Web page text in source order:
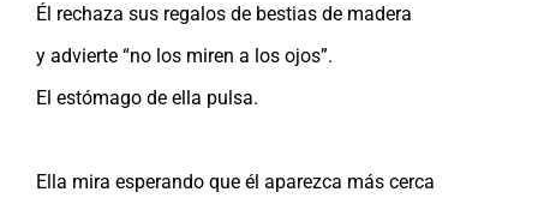
Él rechaza sus regalos de bestias de madera
y advierte “no los miren a los ojos”.
El estómago de ella pulsa.
Ella mira esperando que él aparezca más cerca